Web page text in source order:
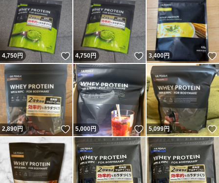
4,750円 いいね！
4,750円 いいね！
3,400円
2,890円 いいね！
5,000円 いいね！
5,099円